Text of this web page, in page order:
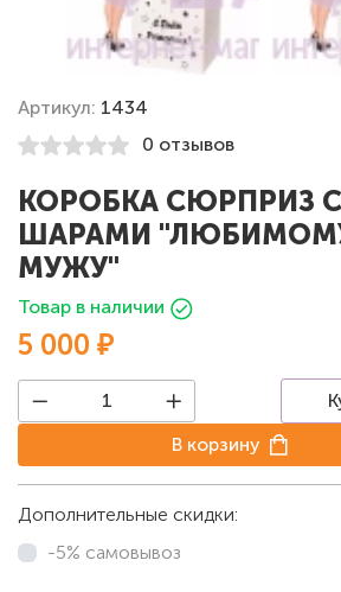
Артикул: 1434
0 отзывов
КОРОБКА СЮРПРИЗ С
ШАРАМИ
МУЖУ"
Товар в наличии
5 000 ₽
В корзину
Дополнительные скидки:
-5% самовывоз